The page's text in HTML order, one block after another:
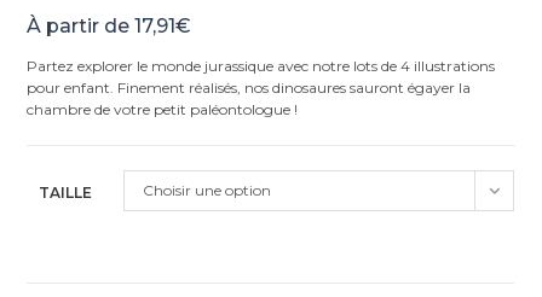
sur 5
notations
client
À partir de17,91€
Partez explorer le monde jurassique avec notre lots de 4 illustrations
pour enfant. Finement réalisés, nos dinosaures sauront égayer la
chambre de votre petit paléontologue !
TAILLE Choisir une option